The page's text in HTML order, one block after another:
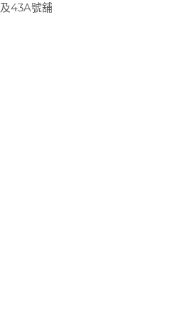
及43A號舖